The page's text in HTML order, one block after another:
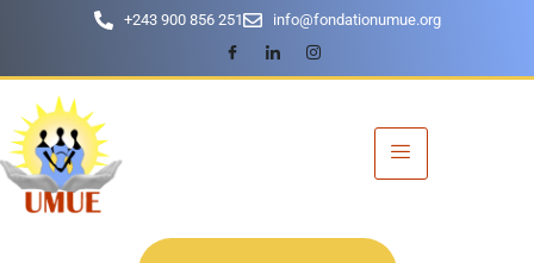
+243 900 856 251 info@fondationumue.org